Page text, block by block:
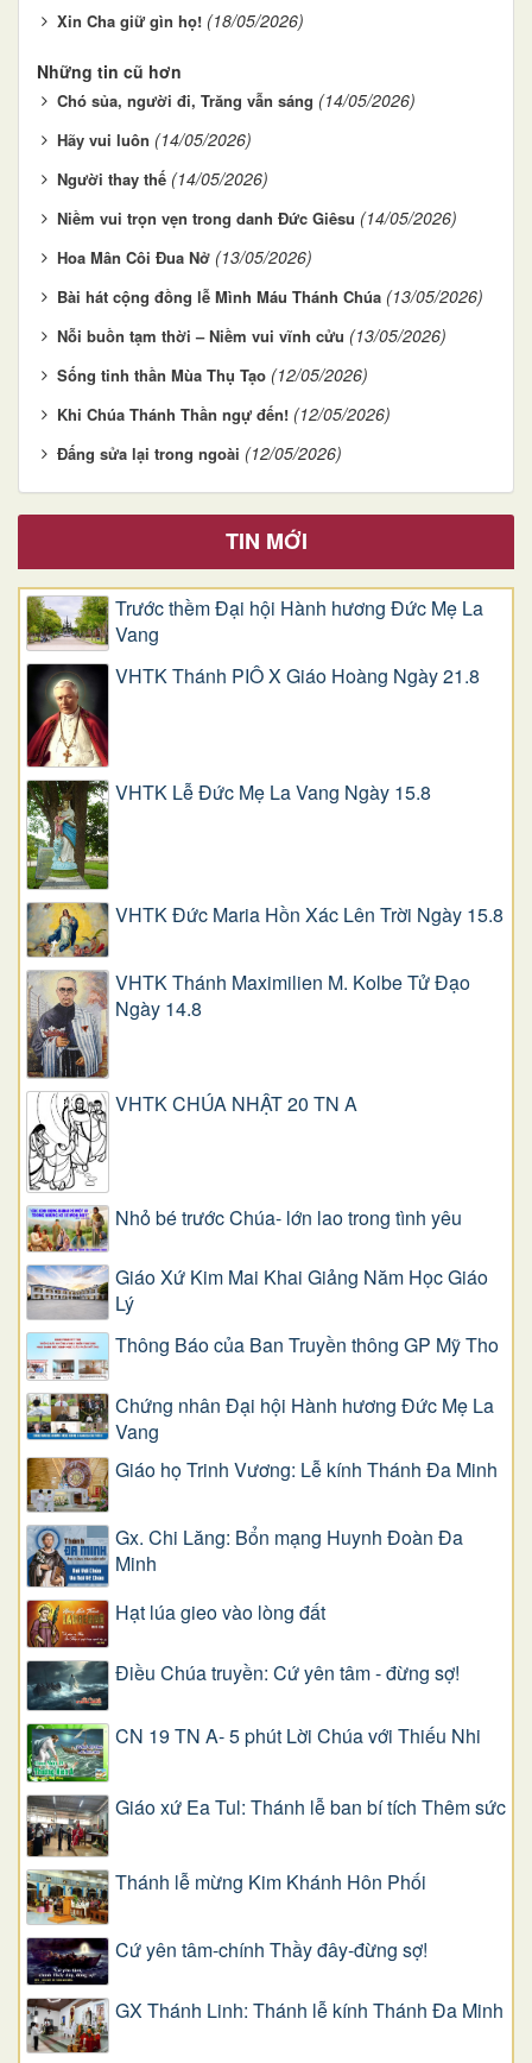
Xin Cha giữ gìn họ! (18/05/2026)
Những tin cũ hơn
Chó sủa, người đi, Trăng vẫn sáng (14/05/2026)
Hãy vui luôn (14/05/2026)
Người thay thế (14/05/2026)
Niềm vui trọn vẹn trong danh Đức Giêsu (14/05/2026)
Hoa Mân Côi Đua Nở (13/05/2026)
Bài hát cộng đồng lễ Mình Máu Thánh Chúa (13/05/2026)
Nỗi buồn tạm thời – Niềm vui vĩnh cửu (13/05/2026)
Sống tinh thần Mùa Thụ Tạo (12/05/2026)
Khi Chúa Thánh Thần ngự đến! (12/05/2026)
Đấng sửa lại trong ngoài (12/05/2026)
TIN MỚI
Trước thềm Đại hội Hành hương Đức Mẹ La
Vang
VHTK Thánh PIÔ X Giáo Hoàng Ngày 21.8
VHTK Lễ Đức Mẹ La Vang Ngày 15.8
VHTK Đức Maria Hồn Xác Lên Trời Ngày 15.8
VHTK Thánh Maximilien M. Kolbe Tử Đạo
Ngày 14.8
VHTK CHÚA NHẬT 20 TN A
Nhỏ bé trước Chúa- lớn lao trong tình yêu
Giáo Xứ Kim Mai Khai Giảng Năm Học Giáo
Lý
Thông Báo của Ban Truyền thông GP Mỹ Tho
Chứng nhân Đại hội Hành hương Đức Mẹ La
Vang
Giáo họ Trinh Vương: Lễ kính Thánh Đa Minh
Gx. Chi Lăng: Bổn mạng Huynh Đoàn Đa
Minh
Hạt lúa gieo vào lòng đất
Điều Chúa truyền: Cứ yên tâm - đừng sợ!
CN 19 TN A- 5 phút Lời Chúa với Thiếu Nhi
Giáo xứ Ea Tul: Thánh lễ ban bí tích Thêm sức
Thánh lễ mừng Kim Khánh Hôn Phối
Cứ yên tâm-chính Thầy đây-đừng sợ!
GX Thánh Linh: Thánh lễ kính Thánh Đa Minh